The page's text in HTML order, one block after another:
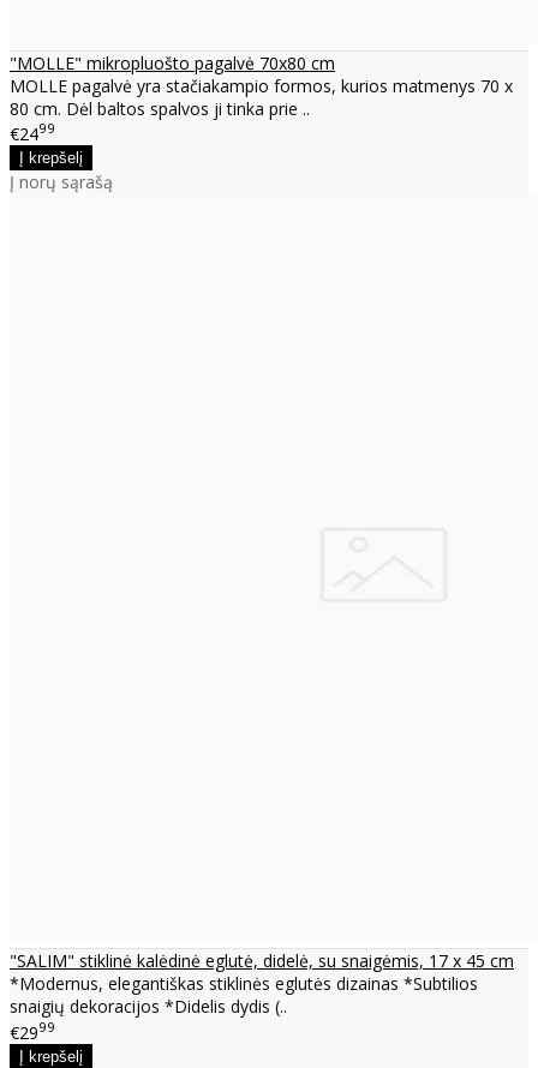
"MOLLE" mikropluošto pagalvė 70x80 cm
MOLLE pagalvė yra stačiakampio formos, kurios matmenys 70 x
80 cm. Dėl baltos spalvos ji tinka prie ..
€2499
Į norų sąrašą
"SALIM" stiklinė kalėdinė eglutė, didelė, su snaigėmis, 17 x 45 cm
*Modernus, elegantiškas stiklinės eglutės dizainas *Subtilios
snaigių dekoracijos *Didelis dydis (..
€2999